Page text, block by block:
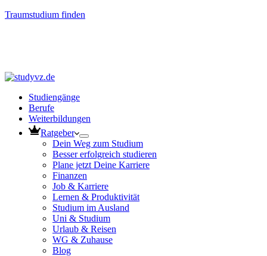
Traumstudium finden
Studiengänge
Berufe
Weiterbildungen
Ratgeber
Dein Weg zum Studium
Besser erfolgreich studieren
Plane jetzt Deine Karriere
Finanzen
Job & Karriere
Lernen & Produktivität
Studium im Ausland
Uni & Studium
Urlaub & Reisen
WG & Zuhause
Blog